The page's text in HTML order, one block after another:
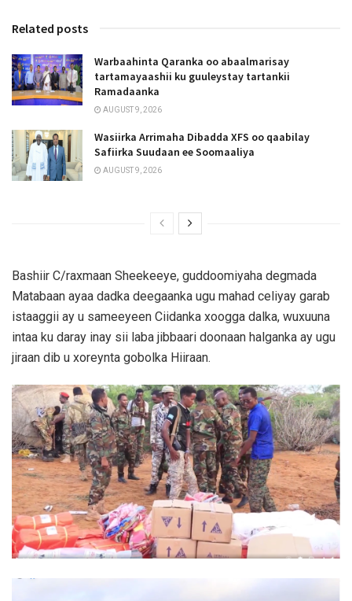
Related posts
Warbaahinta Qaranka oo abaalmarisay
tartamayaashii ku guuleystay tartankii
Ramadaanka
AUGUST 9, 2026
Wasiirka Arrimaha Dibadda XFS oo qaabilay
Safiirka Suudaan ee Soomaaliya
AUGUST 9, 2026
Bashiir C/raxmaan Sheekeeye, guddoomiyaha degmada
Matabaan ayaa dadka deegaanka ugu mahad celiyay garab
istaaggii ay u sameeyeen Ciidanka xoogga dalka, wuxuuna
intaa ku daray inay sii laba jibbaari doonaan halganka ay ugu
jiraan dib u xoreynta gobolka Hiiraan.